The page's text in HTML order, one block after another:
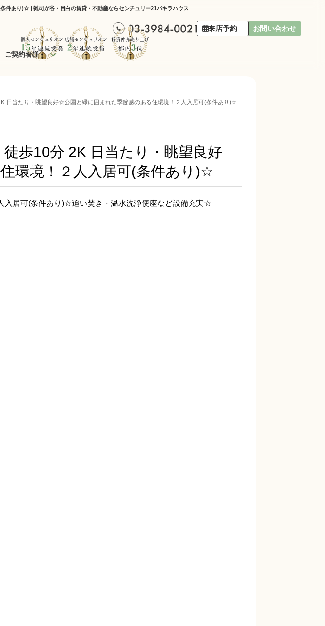
件あり)☆ | 雑司が谷・目白の賃貸・不動産ならセンチュリー21パキラハウス
来店予約 お問い合わせ
ご契約者様へ
日当たり・眺望良好☆公園と緑に囲まれた季節感のある住環境！２人入居可(条件あり)☆
徒歩10分 2K 日当たり・眺望良好
環境！２人入居可(条件あり)☆
入居可(条件あり)☆追い焚き・温水洗浄便座など設備充実☆